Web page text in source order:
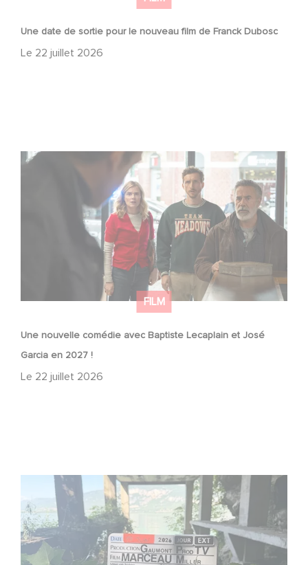
Une date de sortie pour le nouveau film de Franck Dubosc
Le 22 juillet 2026
FILM
Une nouvelle comédie avec Baptiste Lecaplain et José
Garcia en 2027 !
Le 22 juillet 2026
Une nouvelle comédie avec Baptiste Lecaplain et José
Garcia en 2027 !
Le tournage de la mini-série Le Roman de Marceau Miller
a débuté